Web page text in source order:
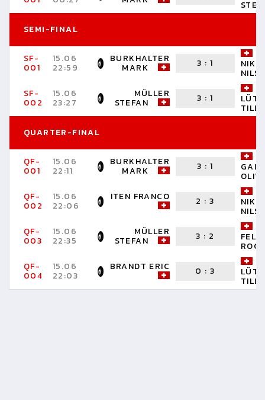
SEMI-FINAL
SF-
001
15.06
22:59
BURKHALTER
MARK 3 :1
NILS
SF-
002
15.06
23:27
MÜLLER
STEFAN 3 :1
TILL
QUARTER-FINAL
QF-
001
15.06
22:11
BURKHALTER
MARK 3 :1
QF-
002
15.06
22:06
ITEN FRANCO 2 :3
NILS
QF-
003
15.06
22:35
MÜLLER
STEFAN 3 : 2
QF-
004
15.06
22:03
BRANDT ERIC 0 :3
TILL